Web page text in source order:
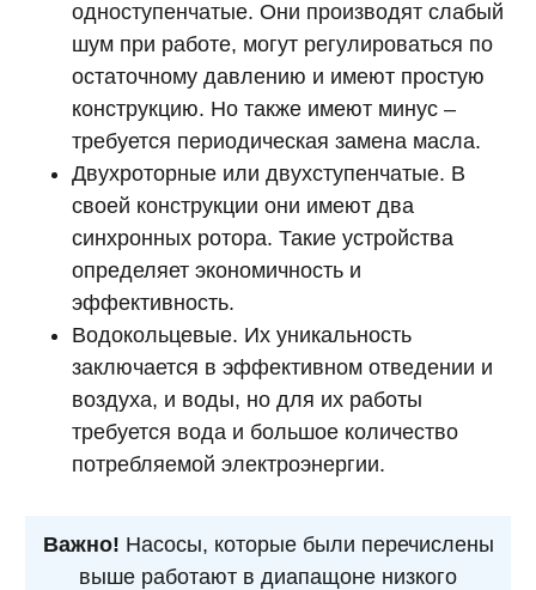
одноступенчатые. Они производят слабый
шум при работе, могут регулироваться по
остаточному давлению и имеют простую
конструкцию. Но также имеют минус –
требуется периодическая замена масла.
Двухроторные или двухступенчатые. В
своей конструкции они имеют два
синхронных ротора. Такие устройства
определяет экономичность и
эффективность.
Водокольцевые. Их уникальность
заключается в эффективном отведении и
воздуха, и воды, но для их работы
требуется вода и большое количество
потребляемой электроэнергии.
Важно! Насосы, которые были перечислены
выше работают в диапащоне низкого